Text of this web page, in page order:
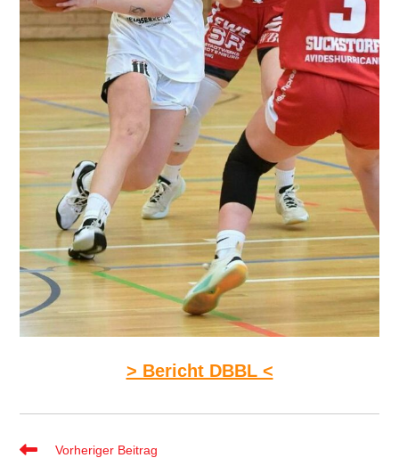
> Bericht DBBL <
WeitereVorheriger Beitrag